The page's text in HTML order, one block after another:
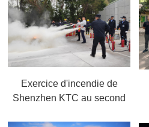
Exercice d'incendie de
Shenzhen KTC au second